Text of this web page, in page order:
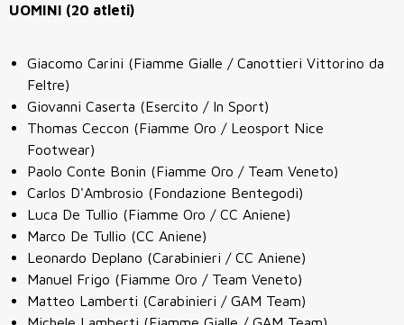
UOMINI (20 atleti)
Giacomo Carini (Fiamme Gialle / Canottieri Vittorino da
Feltre)
Giovanni Caserta (Esercito / In Sport)
Thomas Ceccon (Fiamme Oro / Leosport Nice
Footwear)
Paolo Conte Bonin (Fiamme Oro / Team Veneto)
Carlos D'Ambrosio (Fondazione Bentegodi)
Luca De Tullio (Fiamme Oro / CC Aniene)
Marco De Tullio (CC Aniene)
Leonardo Deplano (Carabinieri / CC Aniene)
Manuel Frigo (Fiamme Oro / Team Veneto)
Matteo Lamberti (Carabinieri / GAM Team)